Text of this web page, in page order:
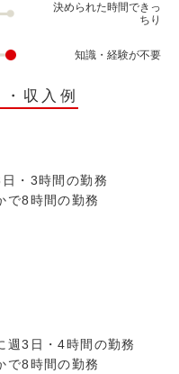
決められた時間できっ
ちり
知識・経験が不要
収入例
・3時間の勤務
で8時間の勤務
週3日・4時間の勤務
で8時間の勤務